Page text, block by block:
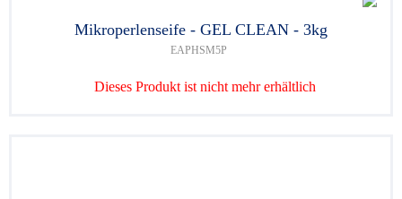
Mikroperlenseife - GEL CLEAN - 3kg
EAPHSM5P
Dieses Produkt ist nicht mehr erhältlich